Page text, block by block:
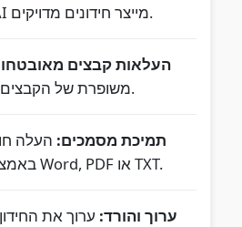
על ידי AI מייצר חידונים מדויקים.
העלאות קבצים
משופרת של הקבצים שלך.
תמיכת מסמכים: העלה
באמצעות קבצי Word, PDF או TXT.
ערוך והורד: ערוך את